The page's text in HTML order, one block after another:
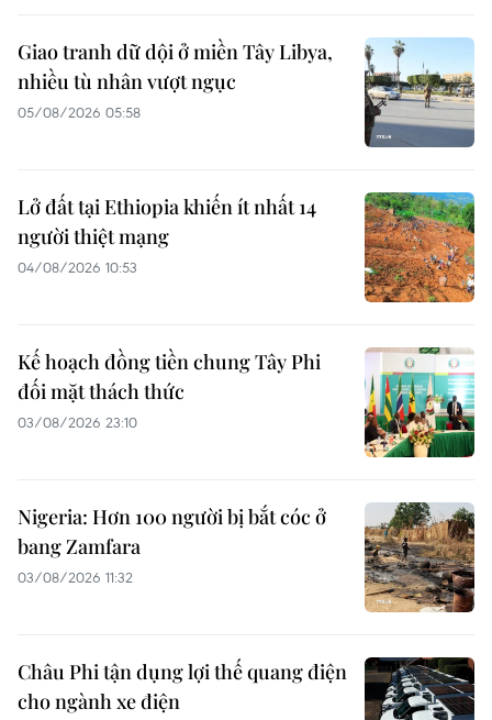
Giao tranh dữ dội ở miền Tây Libya,
nhiều tù nhân vượt ngục
05/08/2026 05:58
Lở đất tại Ethiopia khiến ít nhất 14
người thiệt mạng
04/08/2026 10:53
Kế hoạch đồng tiền chung Tây Phi
đối mặt thách thức
03/08/2026 23:10
Nigeria: Hơn 100 người bị bắt cóc ở
bang Zamfara
03/08/2026 11:32
Châu Phi tận dụng lợi thế quang điện
cho ngành xe điện